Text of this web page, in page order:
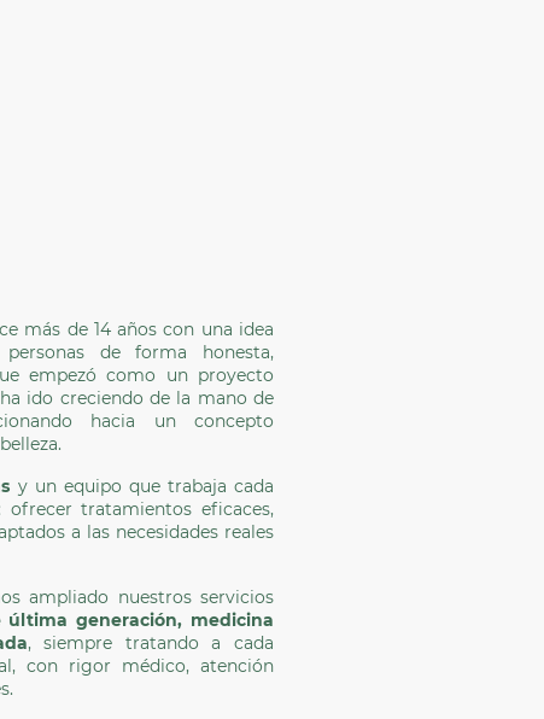
más de 14 años con una idea
de forma honesta,
empezó como un proyecto
ido creciendo de la mano de
hacia un concepto
y un equipo que trabaja cada
tratamientos eficaces,
a las necesidades reales
ampliado nuestros servicios
última generación, medicina
, siempre tratando a cada
con rigor médico, atención